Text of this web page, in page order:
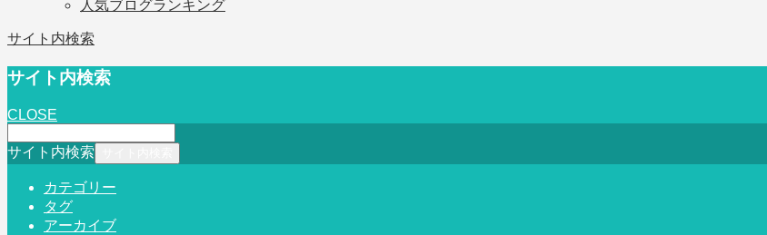
人気ブログランキング
サイト内検索
サイト内検索
CLOSE
サイト内検索
カテゴリー
タグ
アーカイブ